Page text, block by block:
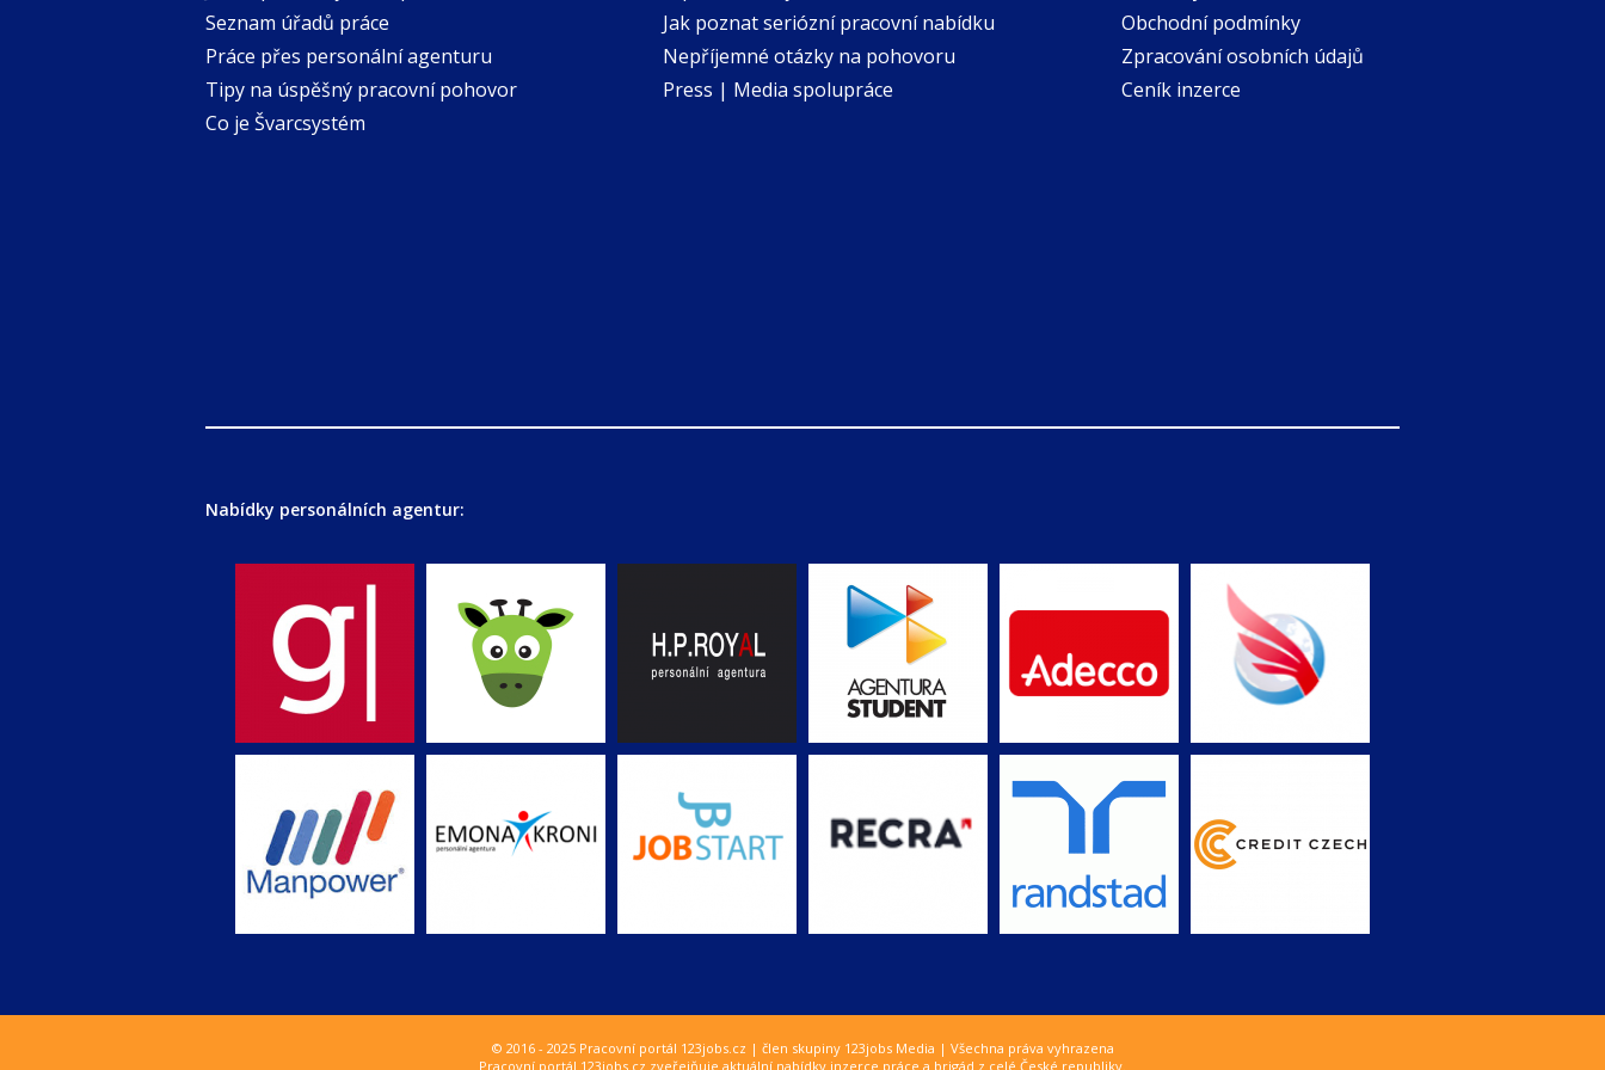
Seznam úřadů práce
Práce přes personální agenturu
Tipy na úspěšný pracovní pohovor
Co je Švarcsystém
Jak poznat seriózní pracovní nabídku
Nepříjemné otázky na pohovoru
Press | Media spolupráce
Obchodní podmínky
Zpracování osobních údajů
Ceník inzerce
Nabídky personálních agentur:
© 2016 - 2025 Pracovní portál 123jobs.cz | člen skupiny 123jobs Media | Všechna práva vyhrazena
Pracovní portál 123jobs.cz zveřejňuje aktuální nabídky inzerce práce a brigád z celé České republiky.